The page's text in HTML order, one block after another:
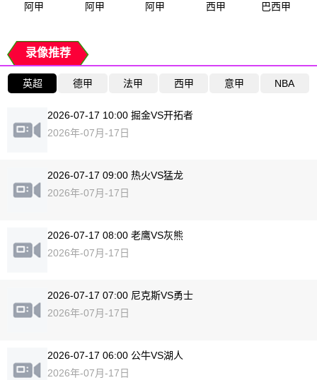
阿甲 阿甲 阿甲 西甲 巴西甲
录像推荐
英超 德甲 法甲 西甲 意甲 NBA
2026-07-17 10:00 掘金VS开拓者
2026年-07月-17日
2026-07-17 09:00 热火VS猛龙
2026年-07月-17日
2026-07-17 08:00 老鹰VS灰熊
2026年-07月-17日
2026-07-17 07:00 尼克斯VS勇士
2026年-07月-17日
2026-07-17 06:00 公牛VS湖人
2026年-07月-17日